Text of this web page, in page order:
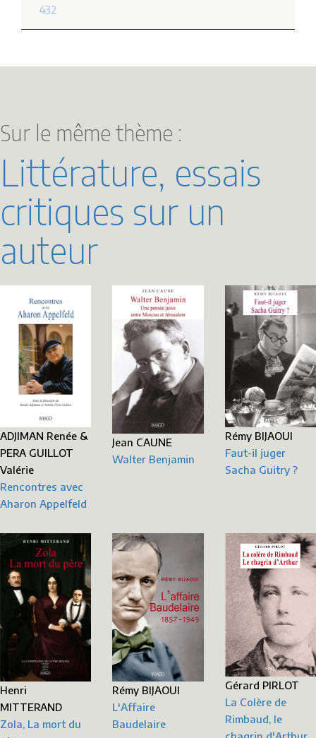
432
Sur le même thème :
Littérature, essais
critiques sur un
auteur
ADJIMAN Renée &
PERA GUILLOT
Valérie
Rencontres avec
Aharon Appelfeld
Jean CAUNE
Walter Benjamin
Rémy BIJAOUI
Faut-il juger
Sacha Guitry ?
Henri
MITTERAND
Zola, La mort du
Rémy BIJAOUI
L'Affaire
Baudelaire
Gérard PIRLOT
La Colère de
Rimbaud, le